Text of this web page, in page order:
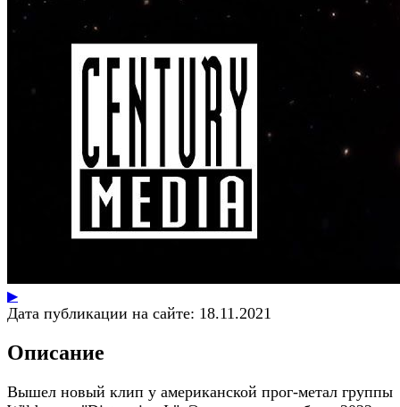
▶
Дата публикации на сайте: 18.11.2021
Описание
Вышел новый клип у американской прог-метал группы